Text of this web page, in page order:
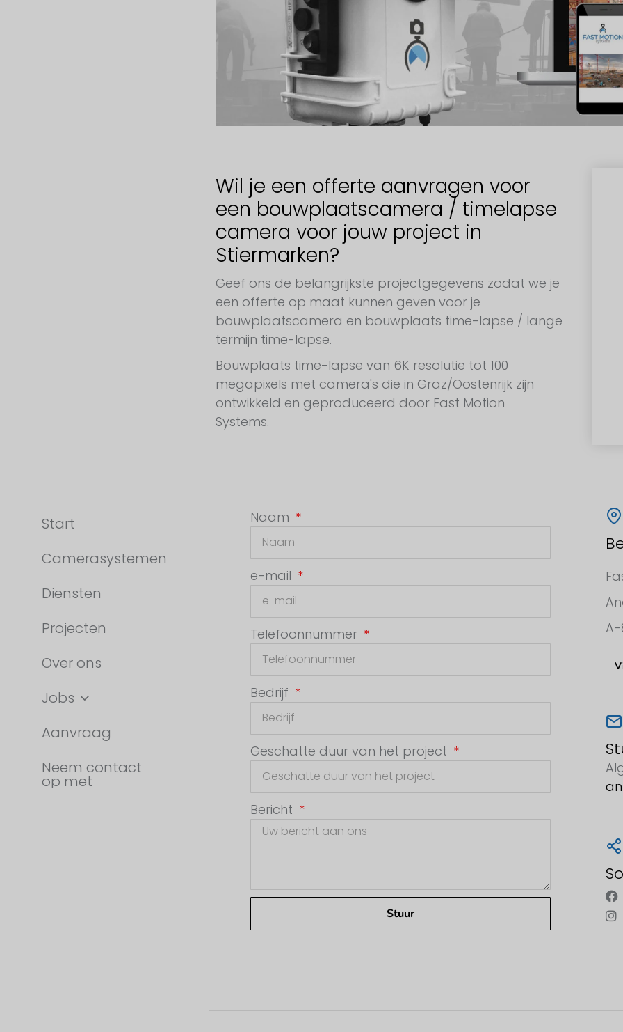
Wil je een offerte aanvragen voor
een bouwplaatscamera / timelapse
camera voor jouw project in
Stiermarken?
Geef ons de belangrijkste projectgegevens zodat we je
een offerte op maat kunnen geven voor je
bouwplaatscamera en bouwplaats time-lapse / lange
termijn time-lapse.
Bouwplaats time-lapse van 6K resolutie tot 100
megapixels met camera's die in Graz/Oostenrijk zijn
ontwikkeld en geproduceerd door Fast Motion
Systems.
Naam
e-mail
Telefoonnummer
Bedrijf
Geschatte duur van het project
Bericht
Stuur
A-
Start
Camerasystemen
Diensten
Projecten
Over ons
Jobs
Aanvraag
Neem contact
op met